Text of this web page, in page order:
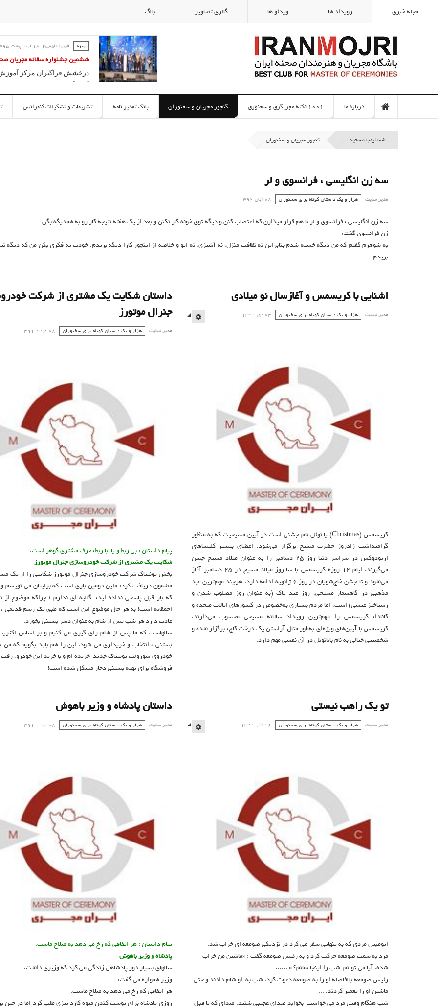
مجله خبری رویداد ها ویدئو ها گالری تصاویر بلاگ
ویژه فریبا علومی2 18 ارديبهشت 1395
کلاس گویندگی و آیین سخنوری ؛
فریبا علومی یزدی
آموزش سخنوری و فن بیان در
درباره ما 1001 نکته مجریگری و سخنوری گنجور مجریان و سخنوران بانک تقدیر نامه تشریفات و تشکیلات کنفرانس
شما اینجا هستید: گنجور مجریان و سخنوران
سه زن انگلیسی ، فرانسوی و لر
مدیر سایت هزار و یک داستان کوتاه برای سخنوران 08 آبان 1392
سه زن انگلیسی ، فرانسوی و لر با هم قرار میذارن که اعتصاب کنن و دیگه توی خونه کار نکنن و بعد از یک هفته نتیجه کار رو به همدیگه بگن
زن فرانسوی گفت:
به شوهرم گفتم که من دیگه خسته شدم بنابراین نه نظافت منزل، نه آشپزی، نه اتو و خلاصه از اینجور کارا دیگه بریدم. خودت یه فکری بکن من که دیگه
بریدم.
اشنایی با کریسمس و آغازسال نو میلادی
مدیر سایت هزار و یک داستان کوتاه برای سخنوران 03 دی 1391
EMPTY
کریسمس (Christmas) یا نوئل نام جشنی است در آیین مسیحیت که به منظور
گرامیداشت زادروز حضرت مسیح برگزار می‌شود. اعضای بیشتر کلیساهای
ارتودوکس در سراسر دنیا روز 25 دسامبر را به عنوان میلاد مسیح جشن
می‌گیرند. ایام 12 روزه کریسمس با سالروز میلاد مسیح در 25 دسامبر آغاز
می‌شود و تا جشن خاج‌شویان در روز 6 ژانویه ادامه دارد. هرچند مهم‌ترین عید
مذهبی در گاهشمار مسیحی، روز عید پاک (به عنوان روز مصلوب شدن و
رستاخیز عیسی) است، اما مردم بسیاری به‌خصوص در کشورهای ایالات متحده و
کانادا، کریسمس را مهم‌ترین رویداد سالانه مسیحی محسوب می‌دارند.
کریسمس با آیین‌های ویژه‌ای به‌طور مثال آراستن یک درخت کاج، برگزار شده و
شخصیتی خیالی به نام بابانوئل در آن نقشی مهم دارد.
داستان شکایت یک مشتری از شرکت
جنرال موتورز
مدیر سایت هزار و یک داستان کوتاه برای سخنوران 08 مرداد 1391
پیام داستان : بی ربط و یا با ربط، حرف مشتری گوهر است.
شکایت یک مشتری از شرکت خودروسازی جنرال موتورز
بخش پونتیاک شرکت خودروسازی جنرال موتورز شکایتی را از یک
مضمون دریافت کرد: «این دومین باری است که برایتان می نویسم و
که بار قبل پاسخی نداده اید، گلایه ای ندارم ؛ چراکه موضوع از
احمقانه است! به هر حال موضوع این است که طبق یک رسم قدیمی ،
عادت دارد هر شب پس از شام به عنوان دسر بستنی بخورد.
سالهاست که ما پس از شام رای گیری می کنیم و بر اساس
بستنی ، انتخاب و خریداری می شود. این را هم باید بگویم که من
خودروی شورولت پونتیاک جدید خریده ام و با خرید این خودرو،
فروشگاه برای تهیه بستنی دچار مشکل شده است!
تو یک راهب نیستی
مدیر سایت هزار و یک داستان کوتاه برای سخنوران 16 آذر 1391
EMPTY
اتومبیل مردی که به تنهایی سفر می کرد در نزدیکی صومعه ای خراب شد.
مرد به سمت صومعه حرکت کرد و به رئیس صومعه گفت : «ماشین من خراب
شده. آیا می توانم شب را اینجا بمانم؟ » ......
رئیس صومعه بلافاصله او را به صومعه دعوت کرد. شب به او شام دادند و حتی
ماشین او را تعمیر کردند. ...
شب هنگام وقتی مرد می خواست بخوابد صدای عجیبی شنید. صدای که تا قبل
داستان پادشاه و وزیر باهوش
مدیر سایت هزار و یک داستان کوتاه برای سخنوران 08 مرداد 1391
پیام داستان : هر اتفاقی که رخ می دهد به صلاح ماست.
پادشاه و وزیر باهوش
سالهای بسیار دور پادشاهی زندگی می کرد که وزیری داشت.
وزیر همواره می گفت:
هر اتفاقی که رخ می دهد به صلاح ماست.
روزی پادشاه برای پوست کندن میوه کارد تیزی طلب کرد اما در حین